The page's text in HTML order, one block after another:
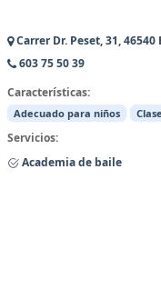
Carrer Dr. Peset, 31,
603 75 50 39
Características:
Adecuado para niños
Servicios:
Academia de baile